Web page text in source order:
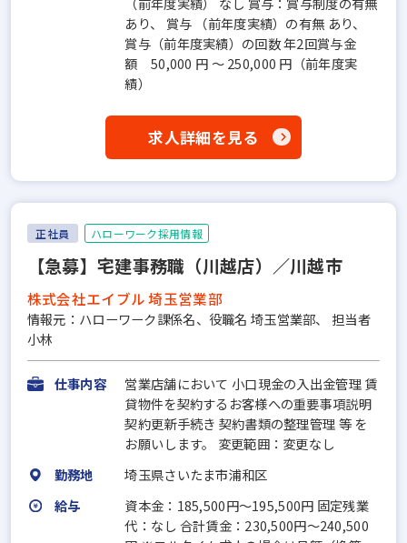
あり、 賞与 （前年度実績）の有無 あり、
賞与（前年度実績）の回数 年2回賞与金
額 50,000 円 ～ 250,000 円（前年度実
績）
求人詳細を見る
正社員 ハローワーク採用情報
【急募】宅建事務職（川越店）／川越市
株式会社エイブル 埼玉営業部
情報元：ハローワーク課係名、役職名 埼玉営業部、 担当者
小林
仕事内容
営業店舗において 小口現金の入出金管理 賃
貸物件を契約するお客様への重要事項説明
契約更新手続き 契約書類の整理管理 等 を
お願いします。 変更範囲：変更なし
勤務地
埼玉県さいたま市浦和区
給与
資本金：185,500円〜195,500円 固定残業
代：なし 合計賃金：230,500円～240,500